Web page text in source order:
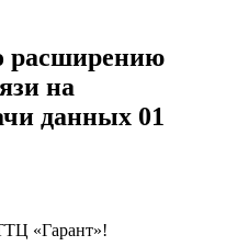
расширению
на
данных 01
«Гарант»!